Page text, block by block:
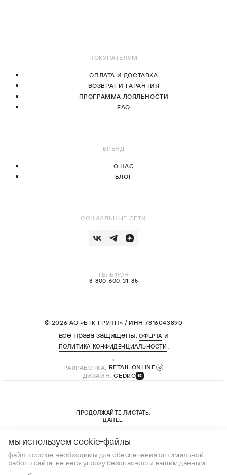
СОЦИАЛЬНЫЕ СЕТИ
ТЕЛЕФОН
8-800-600-31-85
ПОКУПАТЕЛЯМ
ОПЛАТА И ДОСТАВКА
ВОЗВРАТ И ГАРАНТИЯ
ПРОГРАММА ЛОЯЛЬНОСТИ
FAQ
БРЕНД
О НАС
БЛОГ
© 2026 АО «БТК ГРУПП» / ИНН 7816043890
все права защищены.ОФЕРТА и
ПОЛИТИКА КОНФИДЕНЦИАЛЬНОСТИ
РАЗРАБОТКА: RETAIL ONLINE
ДИЗАЙН:CEDRO
ПРОДОЛЖАЙТЕ ЛИСТАТЬ,
ДАЛЕЕ:
новая коллекция
мы используем cookie-файлы
файлы cookie необходимы для обеспечения оптимальной
работы сайта, не неся угрозу безопасности вашим данным